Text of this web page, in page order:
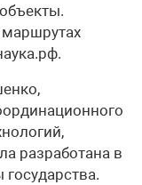
разработана в